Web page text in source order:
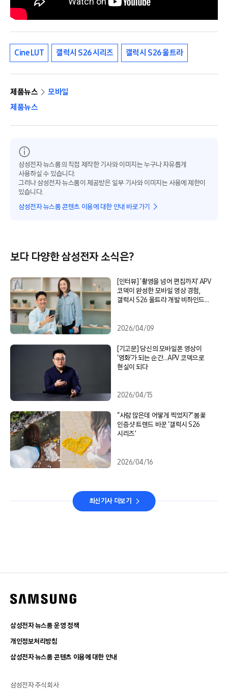
Cine LUT 갤럭시 S26 시리즈 갤럭시 S26 울트라
제품뉴스
모바일
제품뉴스
삼성전자 뉴스룸의 직접 제작한 기사와 이미지는 누구나 자유롭게
사용하실 수 있습니다.
그러나 삼성전자 뉴스룸이 제공받은 일부 기사와 이미지는 사용에 제한이
있습니다.
삼성전자 뉴스룸 콘텐츠 이용에 대한 안내 바로가기
보다 다양한 삼성전자 소식은?
[인터뷰] ‘촬영을 넘어 편집까지’ APV
코덱이 완성한 모바일 영상 경험,
갤럭시 S26 울트라 개발 비하인드
2026/04/09
[기고문] 당신의 모바일폰 영상이
‘영화’가 되는 순간…APV 코덱으로
현실이 되다
2026/04/15
“사람 많은데 어떻게 찍었지?” 봄꽃
인증샷 트렌드 바꾼 ‘갤럭시 S26
시리즈’
2026/04/16
최신기사 더보기
삼성전자 뉴스룸 운영 정책
개인정보처리방침
삼성전자 뉴스룸 콘텐츠 이용에 대한 안내
삼성전자 주식회사